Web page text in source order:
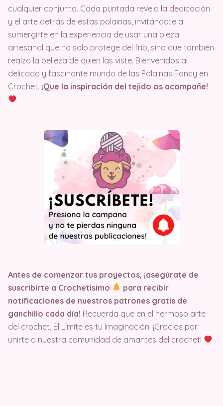
cualquier conjunto. Cada puntada revela la dedicación
y el arte detrás de estas polainas, invitándote a
sumergirte en la experiencia de usar una pieza
artesanal que no solo protege del frío, sino que también
realza la belleza de quien las viste. Bienvenidos al
delicado y fascinante mundo de las Polainas Fancy en
Crochet. ¡Que la inspiración del tejido os acompañe!
Antes de comenzar tus proyectos, ¡asegúrate de
suscribirte a Crochetisimo
para recibir
notificaciones de nuestros patrones gratis de
ganchillo cada día! Recuerda que en el hermoso arte
del crochet, El Límite es tu Imaginación. ¡Gracias por
unirte a nuestra comunidad de amantes del crochet!